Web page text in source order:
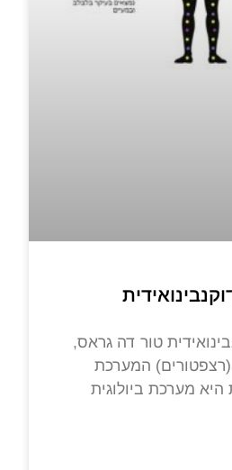
טור דה גראס,
(רצפטורים) המערכת
היא מערכת ביולוגית